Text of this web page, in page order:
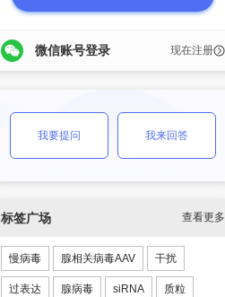
微信账号登录 现在注册
我要提问 我来回答
标签广场 查看更多
慢病毒 腺相关病毒AAV 干扰
过表达 腺病毒 siRNA 质粒